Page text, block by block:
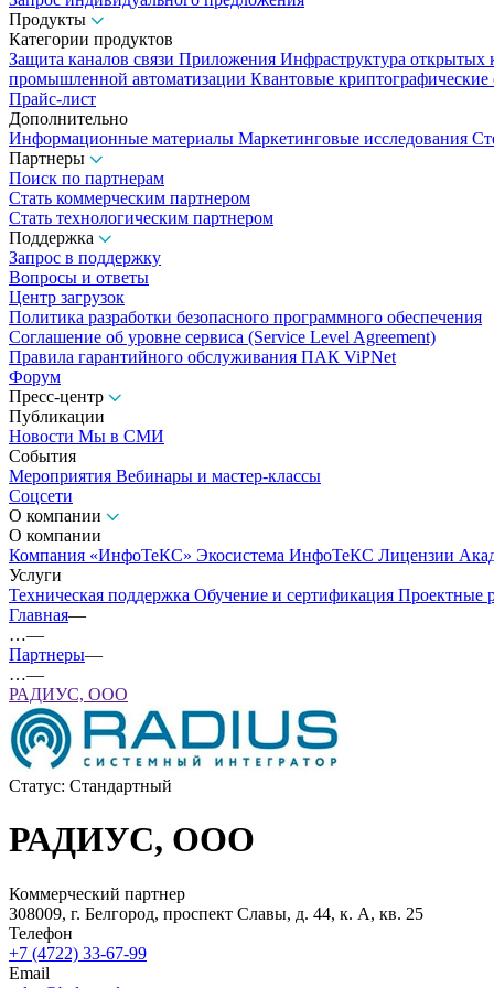
Продукты
Категории продуктов
Защита каналов связи Приложения Инфраструктура открытых
промышленной автоматизации Квантовые
Прайс-лист
Дополнительно
Информационные материалы Маркетинговые исследования
Партнеры
Поиск по партнерам
Стать коммерческим партнером
Стать технологическим партнером
Поддержка
Запрос в поддержку
Вопросы и ответы
Центр загрузок
Политика разработки безопасного программного обеспечения
Соглашение об уровне сервиса (Service Level Agreement)
Правила гарантийного обслуживания ПАК ViPNet
Форум
Пресс-центр
Публикации
Новости Мы в СМИ
События
Мероприятия Вебинары и мастер-классы
Соцсети
О компании
О компании
Компания «ИнфоТеКС» Экосистема ИнфоТеКС Лицензии
Услуги
Техническая поддержка Обучение и сертификация Проектные
Главная—
…—
Партнеры—
…—
РАДИУС, ООО
Статус: Стандартный
РАДИУС, ООО
Коммерческий партнер
308009, г. Белгород, проспект Славы, д. 44, к. А, кв. 25
Телефон
+7 (4722) 33-67-99
Email